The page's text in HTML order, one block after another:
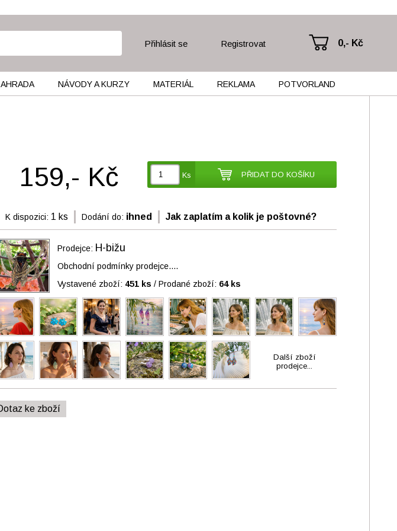
Přihlásit se Registrovat 0,- Kč
NÁVODY A KURZY MATERIÁL REKLAMA POTVORLAND
159,- Kč Ks PŘIDAT DO KOŠÍKU
K dispozici: 1 ks Dodání do: ihned Jak zaplatím a kolik je poštovné?
Prodejce: H-bižu
Obchodní podmínky prodejce....
Vystavené zboží: 451 ks / Prodané zboží: 64 ks
Další zboží
prodejce...
ke zboží